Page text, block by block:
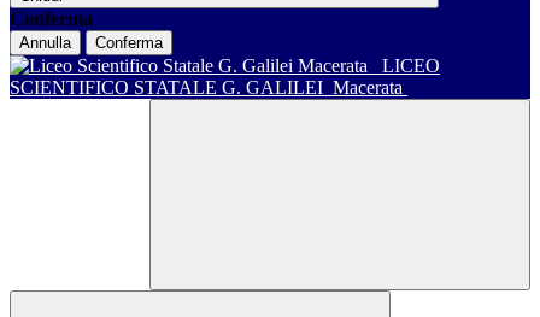
Conferma
Annulla Conferma
LICEO
SCIENTIFICO STATALE G. GALILEI Macerata